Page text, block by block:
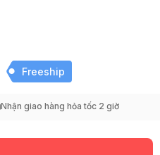
Freeship
Nhận giao hàng hỏa tốc 2 giờ